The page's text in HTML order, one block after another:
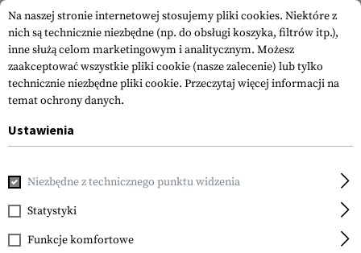
JTG
Assassin Skull Rubber
Patch
Na naszej stronie internetowej stosujemy pliki cookies. Niektóre z
nich są technicznie niezbędne (np. do obsługi koszyka, filtrów itp.),
inne służą celom marketingowym i analitycznym. Możesz
zaakceptować wszystkie pliki cookie (nasze zalecenie) lub tylko
technicznie niezbędne pliki cookie. Przeczytaj więcej informacji na
temat ochrony danych.
Ustawienia
Niezbędne z technicznego punktu widzenia
Statystyki
Funkcje komfortowe